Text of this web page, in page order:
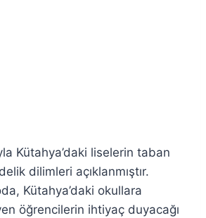
Kütahya’daki liselerin taban
dilimleri açıklanmıştır.
Kütahya’daki okullara
öğrencilerin ihtiyaç duyacağı